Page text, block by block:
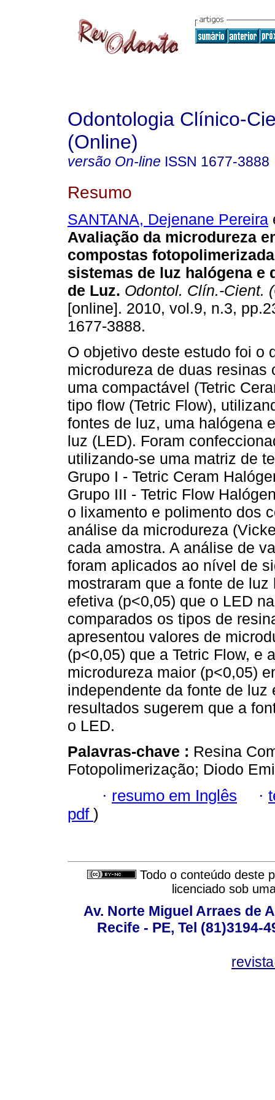
Odontologia Clínico-
(Online)
versão On-line ISSN 1677-3888
Resumo
SANTANA, Dejenane Pereira
Avaliação da microdureza
compostas
sistemas de luz halógena e
de Luz. Odontol. Clín.-Cient.
[online]. 2010, vol.9, n.3,
1677-3888.
O objetivo deste estudo foi o
microdureza de duas resinas
uma compactável (Tetric
tipo flow (Tetric Flow),
fontes de luz, uma halógena
luz (LED). Foram
utilizando-se uma matriz de
Grupo I - Tetric Ceram
Grupo III - Tetric Flow
o lixamento e polimento dos
análise da microdureza
cada amostra. A análise de
foram aplicados ao nível de
mostraram que a fonte de
efetiva (p<0,05) que o LED
comparados os tipos de
apresentou valores de
(p<0,05) que a Tetric Flow, e
microdureza maior (p<0,05)
independente da fonte de
resultados sugerem que a
o LED.
Palavras-chave : Resina
Fotopolimerização; Diodo
· resumo em Inglês ·
pdf )
Todo o conteúdo deste
licenciado sob
Av. Norte Miguel Arraes de
Recife - PE, Tel (81)3194-